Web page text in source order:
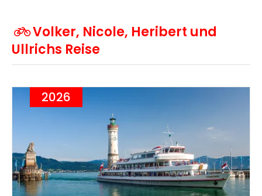
Volker, Nicole, Heribert und
Ullrichs Reise
2026